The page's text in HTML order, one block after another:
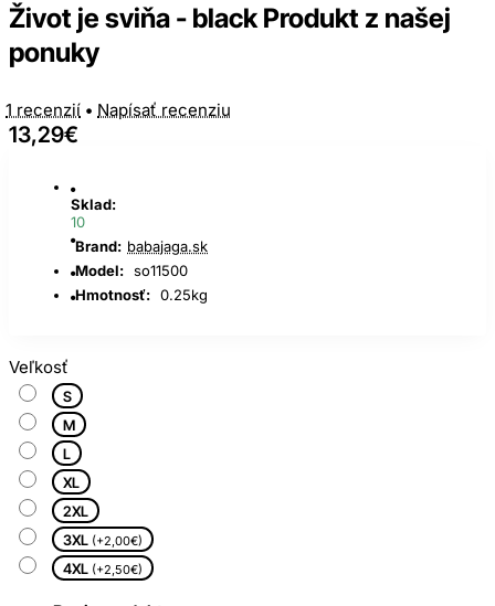
Život je sviňa - black Produkt z našej
ponuky
1 recenzií • Napísať recenziu
13,29€
Sklad:
10
Brand: babajaga.sk
Model: so11500
Hmotnosť: 0.25kg
Veľkosť
S
M
L
XL
2XL
3XL (+2,00€)
4XL (+2,50€)